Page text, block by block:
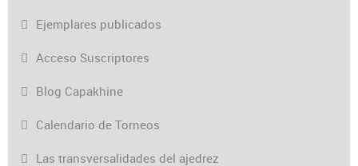
Ejemplares publicados
Acceso Suscriptores
Blog Capakhine
Calendario de Torneos
Las transversalidades del ajedrez